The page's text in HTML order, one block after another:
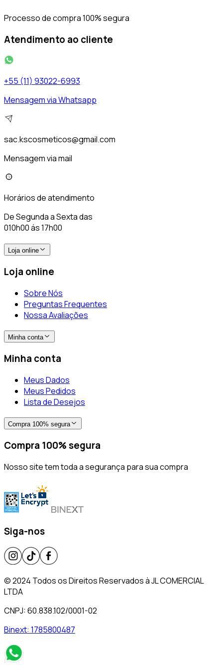
Processo de compra 100% segura
Atendimento ao cliente
+55 (11) 93022-6993
Mensagem via Whatsapp
sac.kscosmeticos@gmail.com
Mensagem via mail
Horários de atendimento
De Segunda a Sexta das
010h00 ás 17h00
Loja online
Loja online
Sobre Nós
Preguntas Frequentes
Nossa Avaliações
Minha conta
Minha conta
Meus Dados
Meus Pedidos
Lista de Desejos
Compra 100% segura
Compra 100% segura
Nosso site tem toda a segurança para sua compra
Siga-nos
© 2024 Todos os Direitos Reservados à JL COMERCIAL
LTDA
CNPJ: 60.838.102/0001-02
Binext: 1785800487